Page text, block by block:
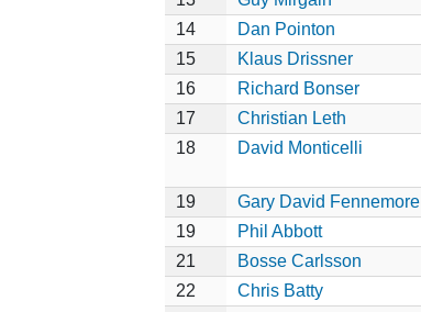
14
Dan Pointon
15
Klaus Drissner
16
Richard Bonser
17
Christian Leth
18
David Monticelli
19
Gary David Fennemore
19
Phil Abbott
21
Bosse Carlsson
22
Chris Batty